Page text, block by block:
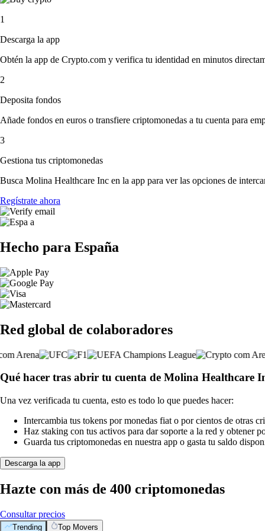
1
Descarga la app
Obtén la app de Crypto.com y verifica tu identidad en minutos
2
Deposita fondos
Añade fondos en euros o transfiere criptomonedas a tu cuenta para
3
Gestiona tus criptomonedas
Busca Molina Healthcare Inc en la app para ver las opciones de
Regístrate ahora
Hecho para España
Red global de colaboradores
Qué hacer tras abrir tu cuenta de Molina Healthcare
Una vez verificada tu cuenta, esto es todo lo que puedes hacer:
Intercambia tus tokens por monedas fiat o por cientos de otras
Haz staking con tus activos para dar soporte a la red y obtener
Guarda tus criptomonedas en nuestra app o gasta tu saldo
Descarga la app
Hazte con más de 400 criptomonedas
Consultar precios
Trending Top Movers